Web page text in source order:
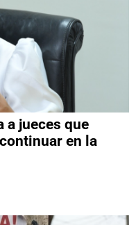
a jueces que
en la